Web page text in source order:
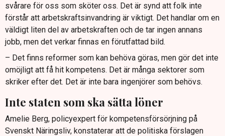
svårare för oss som sköter oss. Det är synd att folk inte
förstår att arbetskraftsinvandring är viktigt. Det handlar om en
väldigt liten del av arbetskraften och de tar ingen annans
jobb, men det verkar finnas en förutfattad bild.
– Det finns reformer som kan behöva göras, men gör det inte
omöjligt att få hit kompetens. Det är många sektorer som
skriker efter det. Det är inte bara ingenjörer som behövs.
Inte staten som ska sätta löner
Amelie Berg, policyexpert för kompetensförsörjning på
Svenskt Näringsliv, konstaterar att de politiska förslagen